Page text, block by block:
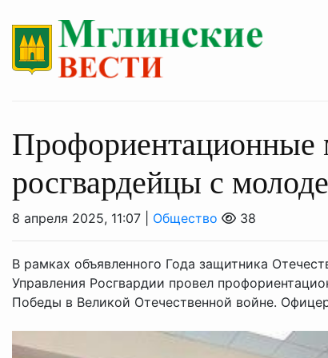
Профориентационные
росгвардейцы с
8 апреля 2025, 11:07 | Общество 38
В рамках объявленного Года защитника
Управления Росгвардии провел
Победы в Великой Отечественной войне.